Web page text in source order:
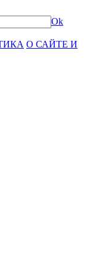
Ok
О САЙТЕ И